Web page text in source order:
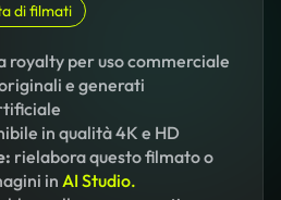
di filmati
royalty per uso commerciale
e generati
in qualità 4K e HD
rielabora questo filmato o
in AI Studio.